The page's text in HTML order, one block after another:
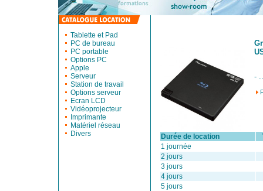
Tablette et Pad
PC de bureau
PC portable
Options PC
Apple
Serveur
Station de travail
Options serveur
Ecran LCD
Vidéoprojecteur
Imprimante
Matériel réseau
Divers
-
Durée de location
1 journée
2 jours
3 jours
4 jours
5 jours